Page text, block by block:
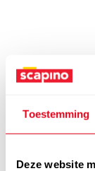
Toestemming
Deze website